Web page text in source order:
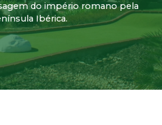
do império romano pela
Ibérica.